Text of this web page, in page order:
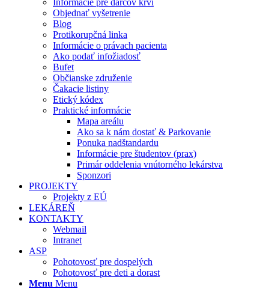
Informácie pre darcov krvi
Objednať vyšetrenie
Blog
Protikorupčná linka
Informácie o právach pacienta
Ako podať infožiadosť
Bufet
Občianske združenie
Čakacie listiny
Etický kódex
Praktické informácie
Mapa areálu
Ako sa k nám dostať & Parkovanie
Ponuka nadštandardu
Informácie pre študentov (prax)
Primár oddelenia vnútorného lekárstva
Sponzori
PROJEKTY
Projekty z EÚ
LEKÁREŇ
KONTAKTY
Webmail
Intranet
ASP
Pohotovosť pre dospelých
Pohotovosť pre deti a dorast
Menu Menu